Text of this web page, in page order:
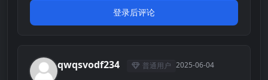
登录后评论
Q qwqsvodf234 普通用户 2025-06-04